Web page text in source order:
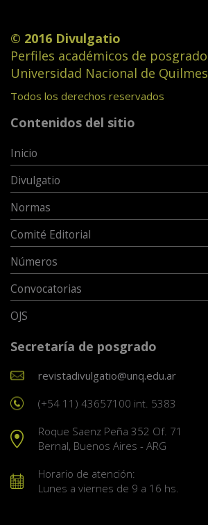
© 2016 Divulgatio
Perfiles académicos de posgrado
Universidad Nacional de Quilmes
Todos los derechos reservados
Contenidos del sitio
Inicio
Divulgatio
Normas
Comité Editorial
Números
Convocatorias
OJS
Secretaría de posgrado
revistadivulgatio@unq.edu.ar
(+54 11) 43657100 int. 5383
Roque Saenz Peña 352 Of. 71
Bernal, Buenos Aires - ARG
Horario de atención:
Lunes a viernes de 9 a 16 hs.